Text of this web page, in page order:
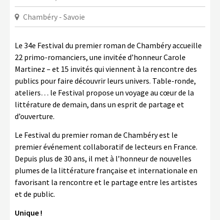
LA COPIE PRIVÉE
PRIVÉE
RAPPORT 2019 DE L’ACTION
CULTURELLE
Chambéry - Savoie
Le 34e Festival du premier roman de Chambéry accueille
22 primo-romanciers, une invitée d’honneur Carole
Martinez – et 15 invités qui viennent à la rencontre des
publics pour faire découvrir leurs univers. Table-ronde,
ateliers… le Festival propose un voyage au cœur de la
littérature de demain, dans un esprit de partage et
d’ouverture.
Le Festival du premier roman de Chambéry est le
premier événement collaboratif de lecteurs en France.
Depuis plus de 30 ans, il met à l’honneur de nouvelles
plumes de la littérature française et internationale en
favorisant la rencontre et le partage entre les artistes
et de public.
Unique !